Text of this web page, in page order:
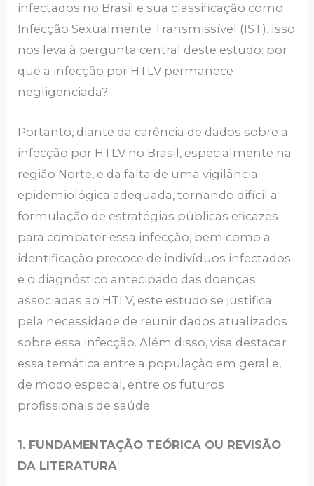
infectados no Brasil e sua classificação como
Infecção Sexualmente Transmissível (IST). Isso
nos leva à pergunta central deste estudo: por
que a infecção por HTLV permanece
negligenciada?
Portanto, diante da carência de dados sobre a
infecção por HTLV no Brasil, especialmente na
região Norte, e da falta de uma vigilância
epidemiológica adequada, tornando difícil a
formulação de estratégias públicas eficazes
para combater essa infecção, bem como a
identificação precoce de indivíduos infectados
e o diagnóstico antecipado das doenças
associadas ao HTLV, este estudo se justifica
pela necessidade de reunir dados atualizados
sobre essa infecção. Além disso, visa destacar
essa temática entre a população em geral e,
de modo especial, entre os futuros
profissionais de saúde.
1. FUNDAMENTAÇÃO TEÓRICA OU REVISÃO
DA LITERATURA